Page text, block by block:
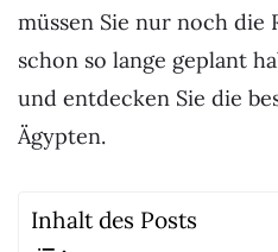
müssen Sie nur noch die
schon so lange geplant
und entdecken Sie die
Ägypten.
Inhalt des Posts